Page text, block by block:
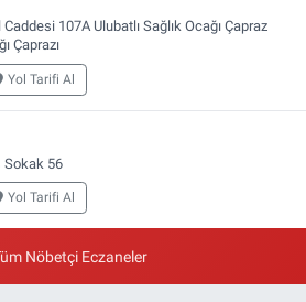
107A Ulubatlı Sağlık Ocağı Çapraz
Çaprazı
Yol Tarifi Al
Sokak 56
Yol Tarifi Al
Nöbetçi Eczaneler